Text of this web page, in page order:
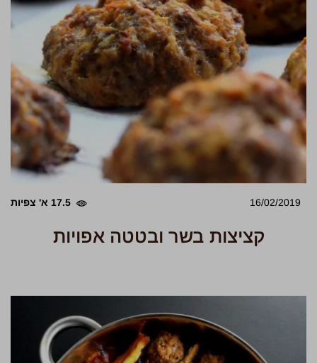
16/02/2019 17.5 א' צפיות
קציצות בשר ובטטה אפויות